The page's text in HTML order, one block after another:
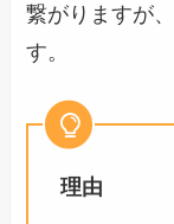
繋がりますが
す。
理由